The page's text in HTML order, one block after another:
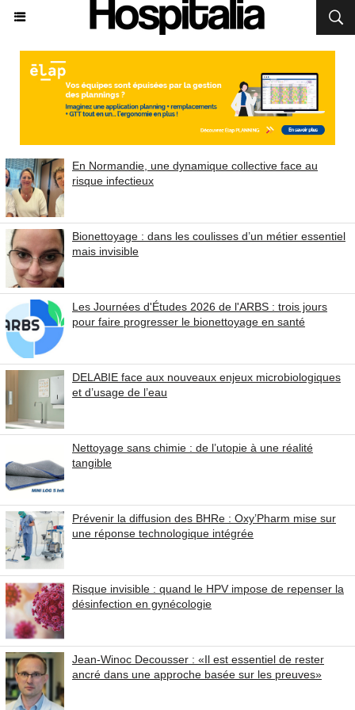
En Normandie, une dynamique collective face au
risque infectieux
Bionettoyage : dans les coulisses d’un métier essentiel
mais invisible
Les Journées d'Études 2026 de l'ARBS : trois jours
pour faire progresser le bionettoyage en santé
DELABIE face aux nouveaux enjeux microbiologiques
et d’usage de l’eau
Nettoyage sans chimie : de l’utopie à une réalité
tangible
Prévenir la diffusion des BHRe : Oxy’Pharm mise sur
une réponse technologique intégrée
Risque invisible : quand le HPV impose de repenser la
désinfection en gynécologie
Jean-Winoc Decousser : «Il est essentiel de rester
ancré dans une approche basée sur les preuves»